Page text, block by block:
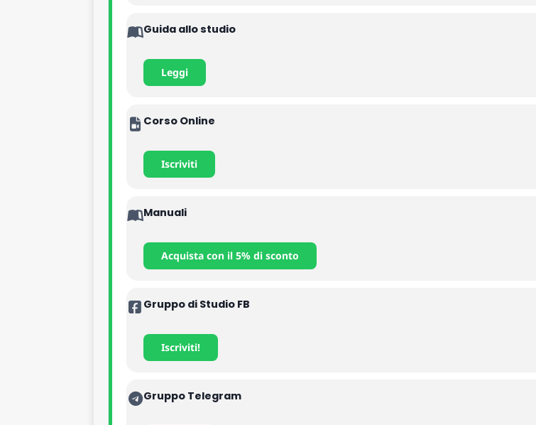
Guida allo studio
Leggi
Corso Online
Iscriviti
Manuali
Acquista con il 5% di sconto
Gruppo di Studio FB
Iscriviti!
Gruppo Telegram